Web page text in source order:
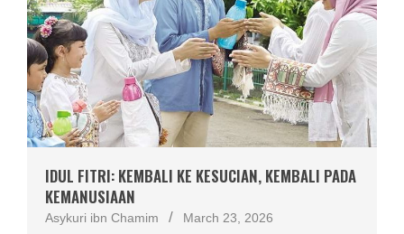
IDUL FITRI: KEMBALI KE KESUCIAN, KEMBALI PADA
KEMANUSIAAN
Asykuri ibn Chamim March 23, 2026